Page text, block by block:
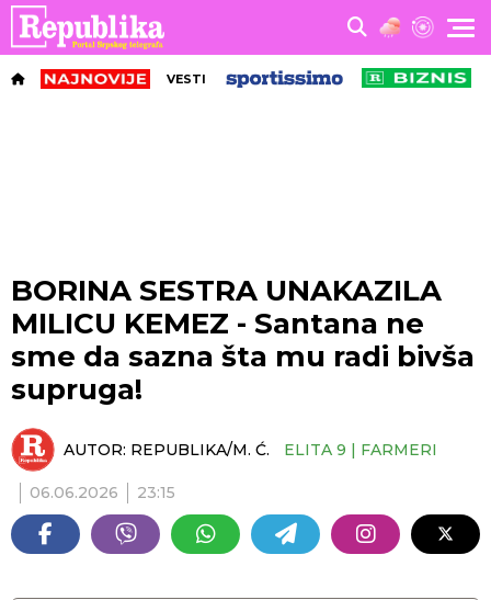
VESTI
BORINA SESTRA UNAKAZILA
MILICU KEMEZ - Santana ne
sme da sazna šta mu radi bivša
supruga!
AUTOR: REPUBLIKA/M. Ć. ELITA 9 | FARMERI
06.06.2026 23:15